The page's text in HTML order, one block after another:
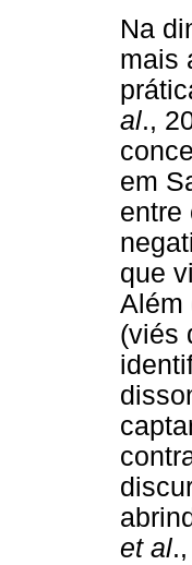
Na
mais
al.,
em
entre
que
Além
(viés
et al